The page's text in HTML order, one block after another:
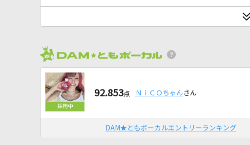
92.853点 ＮｉＣＯちゃん さん
DAM★ともボーカルエントリーランキング